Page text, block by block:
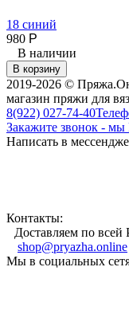
18 синий
980 Р
В наличии
В корзину
2019-2026 ©
магазин пряжи для
8(922) 027-74-40
Закажите звонок -
Написать в
Контакты:
Доставляем по всей
shop@pryazha.online
Мы в социальных